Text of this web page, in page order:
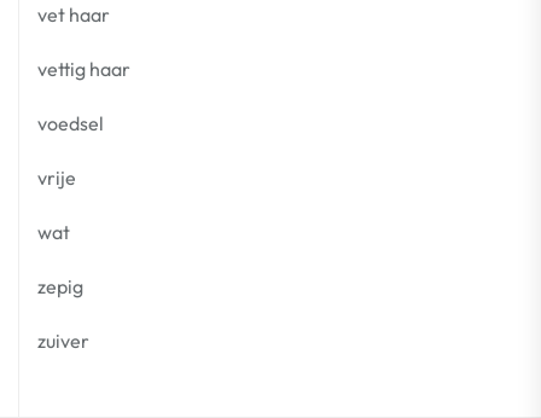
vet haar
vettig haar
voedsel
vrije
wat
zepig
zuiver